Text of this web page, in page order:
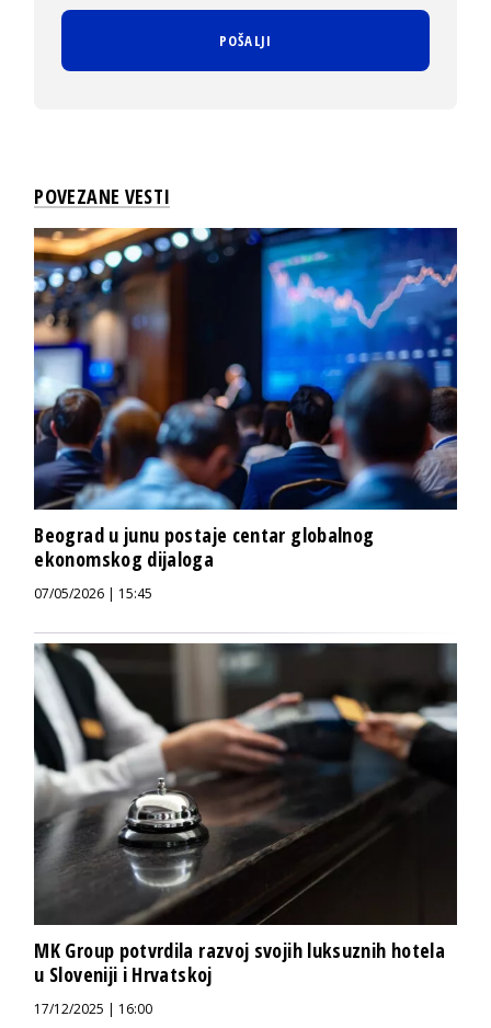
POVEZANE VESTI
Beograd u junu postaje centar globalnog
ekonomskog dijaloga
07/05/2026 | 15:45
MK Group potvrdila razvoj svojih luksuznih hotela
u Sloveniji i Hrvatskoj
17/12/2025 | 16:00